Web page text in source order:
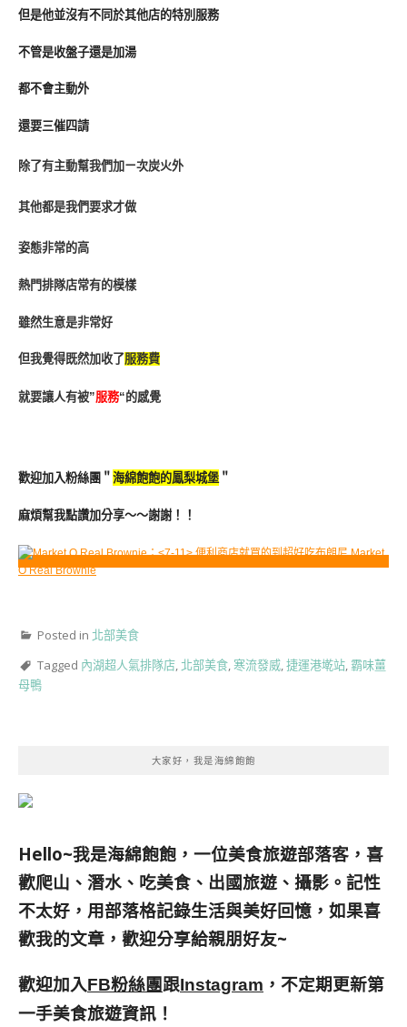
但是他並沒有不同於其他店的特別服務
不管是收盤子還是加湯
都不會主動外
還要三催四請
除了有主動幫我們加ㄧ次炭火外
其他都是我們要求才做
姿態非常的高
熱門排隊店常有的模樣
雖然生意是非常好
但我覺得既然加收了服務費
就要讓人有被”服務“的感覺
歡迎加入粉絲團＂海綿飽飽的鳳梨城堡 ＂
麻煩幫我點讚加分享～～謝謝！！
Posted in 北部美食
Tagged 內湖超人氣排隊店 北部美食 寒流發威 捷運港墘站 霸味薑
母鴨
大家好，我是海綿飽飽
Hello~我是海綿飽飽，一位美食旅遊部落客， 喜
歡爬山、潛水、吃美食、出國旅遊、攝影。 記性
不太好，用部落格記錄生活與美好回憶， 如果喜
歡我的文章，歡迎分享給親朋好友~
歡迎加入FB粉絲團跟Instagram ，不定期更新第
一手美食旅遊資訊！